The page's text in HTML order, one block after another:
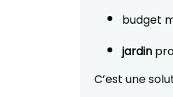
budget
jardin
C’est une